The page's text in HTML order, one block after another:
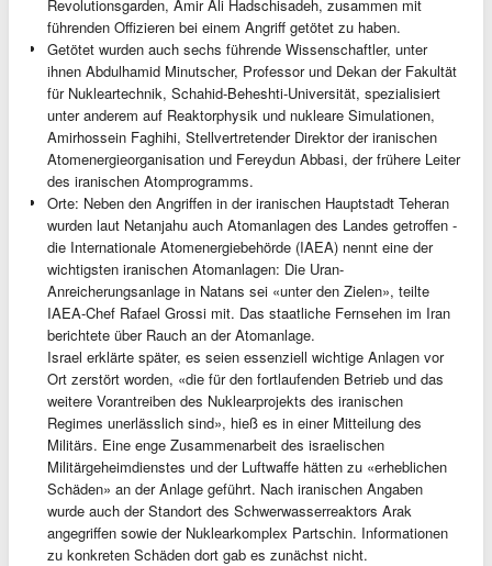
Revolutionsgarden, Amir Ali Hadschisadeh, zusammen mit
führenden Offizieren bei einem Angriff getötet zu haben.
Getötet wurden auch sechs führende Wissenschaftler, unter
ihnen Abdulhamid Minutscher, Professor und Dekan der Fakultät
für Nukleartechnik, Schahid-Beheshti-Universität, spezialisiert
unter anderem auf Reaktorphysik und nukleare Simulationen,
Amirhossein Faghihi, Stellvertretender Direktor der iranischen
Atomenergieorganisation und Fereydun Abbasi, der frühere Leiter
des iranischen Atomprogramms.
Orte: Neben den Angriffen in der iranischen Hauptstadt Teheran
wurden laut Netanjahu auch Atomanlagen des Landes getroffen -
die Internationale Atomenergiebehörde (IAEA) nennt eine der
wichtigsten iranischen Atomanlagen: Die Uran-
Anreicherungsanlage in Natans sei «unter den Zielen», teilte
IAEA-Chef Rafael Grossi mit. Das staatliche Fernsehen im Iran
berichtete über Rauch an der Atomanlage.
Israel erklärte später, es seien essenziell wichtige Anlagen vor
Ort zerstört worden, «die für den fortlaufenden Betrieb und das
weitere Vorantreiben des Nuklearprojekts des iranischen
Regimes unerlässlich sind», hieß es in einer Mitteilung des
Militärs. Eine enge Zusammenarbeit des israelischen
Militärgeheimdienstes und der Luftwaffe hätten zu «erheblichen
Schäden» an der Anlage geführt. Nach iranischen Angaben
wurde auch der Standort des Schwerwasserreaktors Arak
angegriffen sowie der Nuklearkomplex Partschin. Informationen
zu konkreten Schäden dort gab es zunächst nicht.